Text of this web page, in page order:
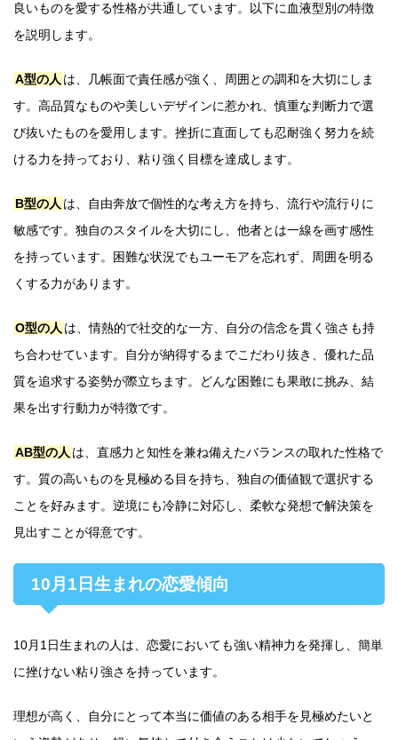
良いものを愛する性格が共通しています。以下に血液型別の特徴
を説明します。
A型の人 は、几帳面で責任感が強く、周囲との調和を大切にしま
す。高品質なものや美しいデザインに惹かれ、慎重な判断力で選
び抜いたものを愛用します。挫折に直面しても忍耐強く努力を続
ける力を持っており、粘り強く目標を達成します。
B型の人 は、自由奔放で個性的な考え方を持ち、流行や流行りに
敏感です。独自のスタイルを大切にし、他者とは一線を画す感性
を持っています。困難な状況でもユーモアを忘れず、周囲を明る
くする力があります。
O型の人 は、情熱的で社交的な一方、自分の信念を貫く強さも持
ち合わせています。自分が納得するまでこだわり抜き、優れた品
質を追求する姿勢が際立ちます。どんな困難にも果敢に挑み、結
果を出す行動力が特徴です。
AB型の人 は、直感力と知性を兼ね備えたバランスの取れた性格で
す。質の高いものを見極める目を持ち、独自の価値観で選択する
ことを好みます。逆境にも冷静に対応し、柔軟な発想で解決策を
見出すことが得意です。
10月1日生まれの恋愛傾向
10月1日生まれの人は、恋愛においても強い精神力を発揮し、簡単
に挫けない粘り強さを持っています。
理想が高く、自分にとって本当に価値のある相手を見極めたいと